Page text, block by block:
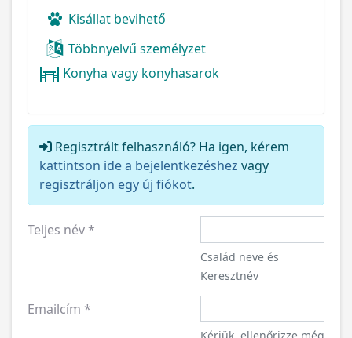
Kisállat bevihető
Többnyelvű személyzet
Konyha vagy konyhasarok
Regisztrált felhasználó? Ha igen, kérem
kattintson ide a bejelentkezéshez vagy
regisztráljon egy új fiókot.
Teljes név*
Család neve és
Keresztnév
Emailcím *